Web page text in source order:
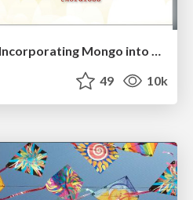
Visualizing Your Data: Incorporating Mongo into Loggly Infrastructure
49 10k